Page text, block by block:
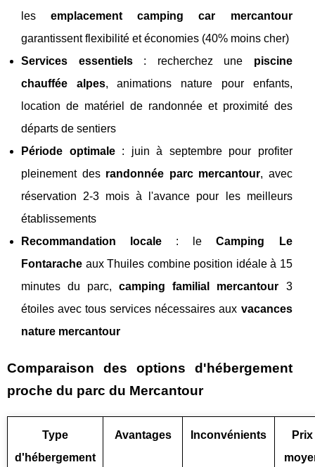
lesemplacement camping car mercantour
garantissent flexibilité et économies (40% moins cher)
Services essentiels: recherchez une piscine
chauffée alpes, animations nature pour enfants,
location de matériel de randonnée et proximité des
départs de sentiers
Période optimale: juin à septembre pour profiter
pleinement des randonnée parc mercantour, avec
réservation 2-3 mois à l'avance pour les meilleurs
établissements
Recommandation locale : leCamping Le
Fontarache aux Thuiles combine position idéale à 15
minutes du parc,camping familial mercantour 3
étoiles avec tous services nécessaires aux vacances
nature mercantour
Comparaison des options d'hébergement
proche du parc du Mercantour
Type
d'hébergement
Avantages Inconvénients
Prix